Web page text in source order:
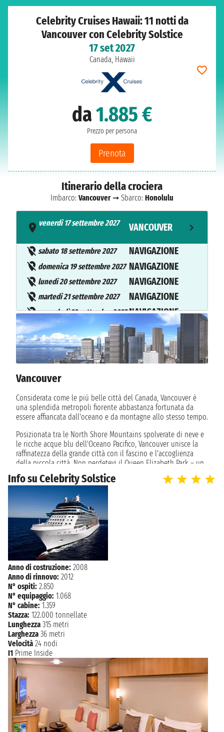
Celebrity Cruises Hawaii: 11 notti da
Vancouver con Celebrity Solstice
17 set 2027
Canada, Hawaii
da1.885 €
Prezzo per persona
Prenota
Itinerario della crociera
Imbarco: Vancouver➞ Sbarco: Honolulu
venerdì 17 settembre 2027
VANCOUVER
sabato 18 settembre 2027 NAVIGAZIONE
domenica 19 settembre 2027 NAVIGAZIONE
lunedì 20 settembre 2027 NAVIGAZIONE
martedì 21 settembre 2027 NAVIGAZIONE
mercoledì 22 settembre 2027 NAVIGAZIONE
giovedì 23 settembre 2027
08:00 - n.d.
HILO
venerdì 24 settembre 2027
HILO
sabato 25 settembre 2027
08:00 - n.d.
KAILUA KONA
n.d. - 18:00
KAILUA KONA
lunedì 27 settembre 2027 NAVIGAZIONE
martedì 28 settembre 2027
07:00
HONOLULU
Vancouver
Considerata come le più belle città del Canada, Vancouver è
una splendida metropoli fiorente abbastanza fortunata da
essere affiancata dall'oceano e da montagne allo stesso tempo.
Posizionata tra le North Shore Mountains spolverate di neve e
le ricche acque blu dell'Oceano Pacifico, Vancouver unisce la
raffinatezza della grande città con il fascino e l'accoglienza
della piccola città. Non perdetevi il Queen Elizabeth Park – un
arboreto civico di 130 acri arricchiti con sculture dell'artista
moderna Henry Moore. Con i suoi numerosi parchi, spiagge,
giardini, musei, gallerie d'arte e diversità etnica, Vancouver è
uno di quei rari luoghi che realmente vivono fino alla sua
promessa di offrire qualcosa per tutti.
Info su Celebrity Solstice
Anno di costruzione: 2008
Anno di rinnovo: 2012
N° ospiti: 2.850
N° equipaggio: 1.068
N° cabine: 1.359
Stazza: 122.000 tonnellate
Lunghezza 315 metri
Larghezza 36 metri
Velocità 24 nodi
I1 Prime Inside